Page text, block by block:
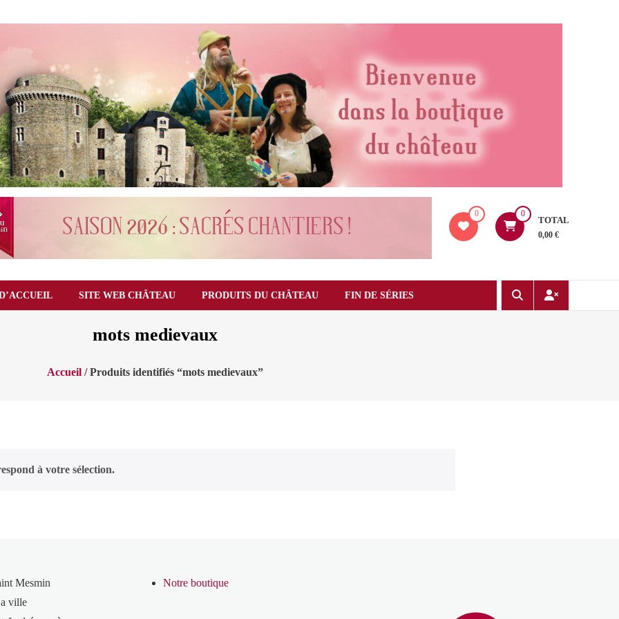
0 0
TOTAL
0,00 €
SITE WEB CHÂTEAU PRODUITS DU CHÂTEAU FIN DE SÉRIES
mots medievaux
Accueil/ Produits identifiés “mots medievaux”
à votre sélection.
Mesmin
ville
Notre boutique